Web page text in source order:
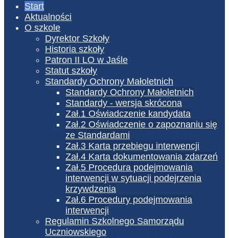
Start
Aktualności
O szkole
Dyrektor Szkoły
Historia szkoły
Patron II LO w Jaśle
Statut szkoły
Standardy Ochrony Małoletnich
Standardy Ochrony Małoletnich
Standardy - wersja skrócona
Zał.1 Oświadczenie kandydata
Zał.2 Oświadczenie o zapoznaniu się
ze Standardami
Zał.3 Karta przebiegu interwencji
Zał.4 Karta dokumentowania zdarzeń
Zał.5 Procedura podejmowania
interwencji w sytuacji podejrzenia
krzywdzenia
Zał.6 Procedury podejmowania
interwencji
Regulamin Szkolnego Samorządu
Uczniowskiego